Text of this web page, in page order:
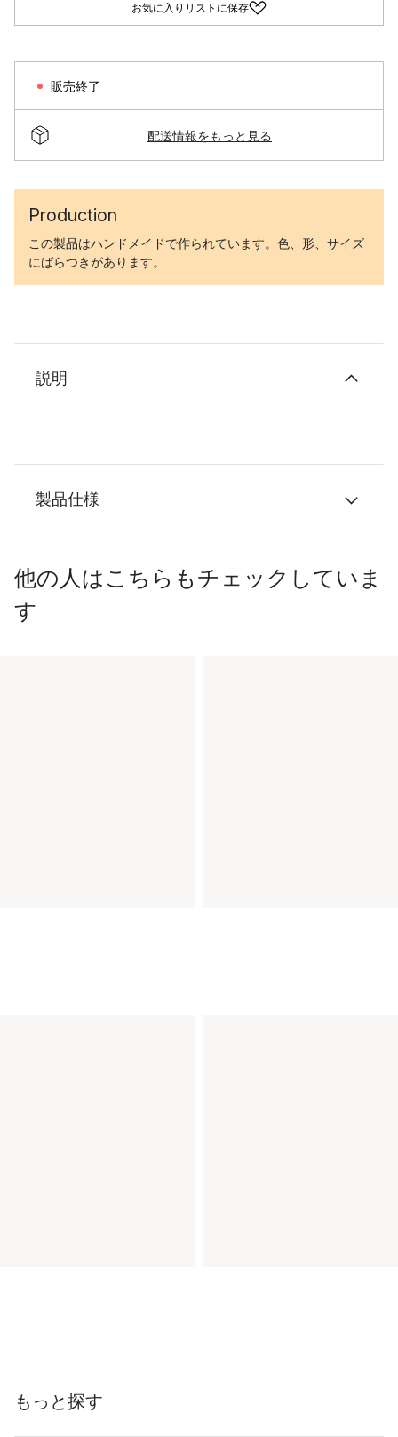
お気に入りリストに保存
販売終了
配送情報をもっと見る
Production
この製品はハンドメイドで作られています。色、形、サイズ
にばらつきがあります。
説明
製品仕様
他の人はこちらもチェックしていま
す
もっと探す